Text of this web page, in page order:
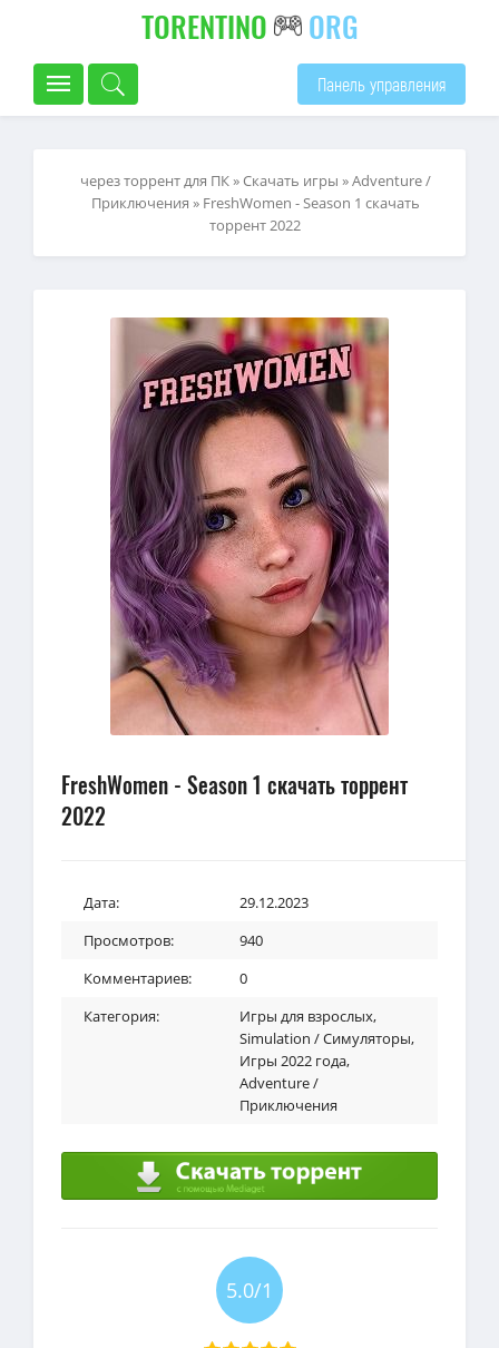
TORENTINO ORG
Панель управления
через торрент для ПК»Скачать игры »Adventure /
Приключения » FreshWomen - Season 1 скачать
торрент 2022
FreshWomen - Season 1 скачать торрент
2022
Дата:
29.12.2023
Просмотров:
940
Комментариев:
0
Категория:
Игры для взрослых,
Simulation / Симуляторы,
Игры 2022 года,
Adventure /
Приключения
5.0/1